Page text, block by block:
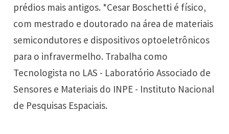
prédios mais antigos. *Cesar Boschetti é físico,
com mestrado e doutorado na área de materiais
semicondutores e dispositivos optoeletrônicos
para o infravermelho. Trabalha como
Tecnologista no LAS - Laboratório Associado de
Sensores e Materiais do INPE - Instituto Nacional
de Pesquisas Espaciais.